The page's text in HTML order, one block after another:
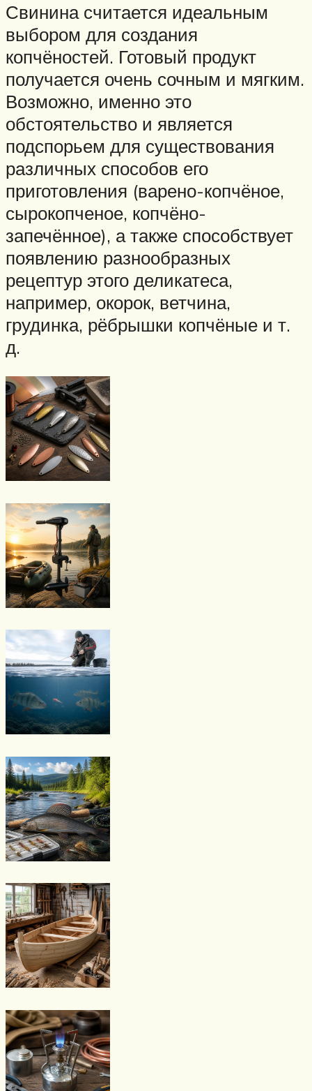
Свинина считается идеальным
выбором для создания
копчёностей. Готовый продукт
получается очень сочным и мягким.
Возможно, именно это
обстоятельство и является
подспорьем для существования
различных способов его
приготовления (варено-копчёное,
сырокопченое, копчёно-
запечённое), а также способствует
появлению разнообразных
рецептур этого деликатеса,
например, окорок, ветчина,
грудинка, рёбрышки копчёные и т.
д.